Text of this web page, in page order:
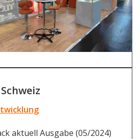
aktuell Ausgabe (05/2024)